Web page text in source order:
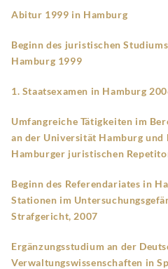
Abitur 1999 in Hamburg
Beginn des juristischen
Hamburg 1999
1. Staatsexamen in Hamburg
Umfangreiche Tätigkeiten im
an der Universität Hamburg und
Hamburger juristischen
Beginn des Referendariates in
Stationen im
Strafgericht, 2007
Ergänzungsstudium an der
Verwaltungswissenschaften in